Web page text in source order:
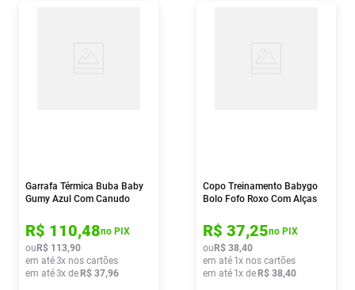
Garrafa Térmica Buba Baby
Gumy Azul Com Canudo
R$ 110,48no PIX
ou R$ 113,90
em até3x nos cartões
em até3x de R$ 37,96
Copo Treinamento Babygo
Bolo Fofo Roxo Com Alças
R$ 37,25no PIX
ou R$ 38,40
em até 1x nos cartões
em até 1x de R$ 38,40